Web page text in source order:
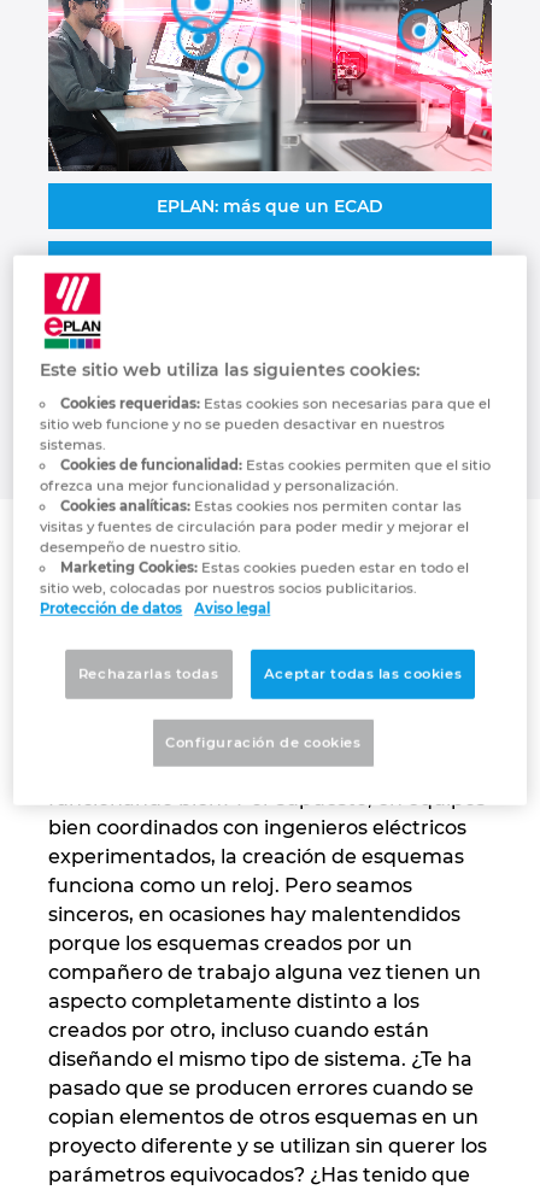
EPLAN: más que un ECAD
Cableado de máquinas
Honestamente, estás
familiarizado con estos
obstáculos cotidianos en
ingeniería eléctrica
¿Por qué cambiar algo que lleva años
bien coordinados con ingenieros eléctricos
experimentados, la creación de esquemas
funciona como un reloj. Pero seamos
sinceros, en ocasiones hay malentendidos
porque los esquemas creados por un
compañero de trabajo alguna vez tienen un
aspecto completamente distinto a los
creados por otro, incluso cuando están
diseñando el mismo tipo de sistema. ¿Te ha
pasado que se producen errores cuando se
copian elementos de otros esquemas en un
proyecto diferente y se utilizan sin querer los
parámetros equivocados? ¿Has tenido que
Israel
Italy
Japan
Luxembourg
Malaysia
Mexico
Netherlands
New Zealand
Norway
Peru
Portugal
Romania
Serbia
Singapore
Slovakia
Slovenia
Este sitio web utiliza las siguientes cookies:
Cookies requeridas:Estas cookies son necesarias para que el
sitio web funcione y no se pueden desactivar en nuestros
sistemas.
Cookies de funcionalidad:Estas cookies permiten que el sitio
ofrezca una mejor funcionalidad y personalización.
Cookies analíticas:Estas cookies nos permiten contar las
visitas y fuentes de circulación para poder medir y mejorar el
desempeño de nuestro sitio.
Marketing Cookies:Estas cookies pueden estar en todo el
sitio web, colocadas por nuestros socios publicitarios.
Protección de datos
Aviso legal
Rechazarlas todas Aceptar todas las cookies
Configuración de cookies